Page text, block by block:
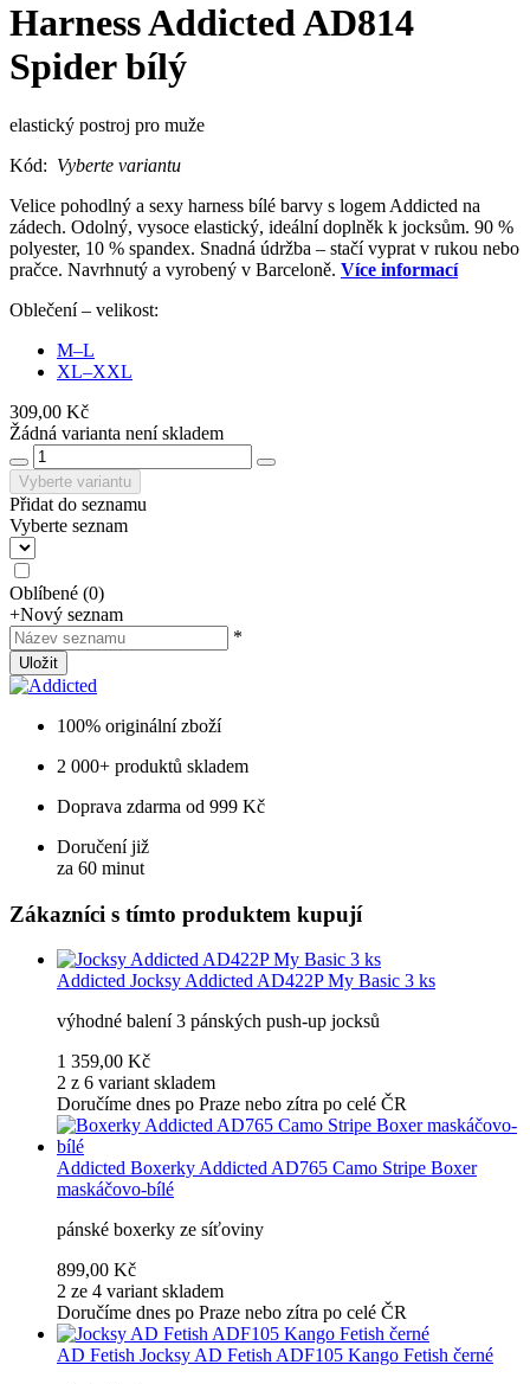
Harness Addicted AD814
Spider bílý
elastický postroj pro muže
Kód: Vyberte variantu
Velice pohodlný a sexy harness bílé barvy s logem Addicted na
zádech. Odolný, vysoce elastický, ideální doplněk k jocksům. 90 %
polyester, 10 % spandex. Snadná údržba – stačí vyprat v rukou nebo
pračce. Navrhnutý a vyrobený v Barceloně. Více informací
Oblečení – velikost:
M–L
XL–XXL
309,00 Kč
Žádná varianta není skladem
Vyberte variantu
Přidat do seznamu
Vyberte seznam
Oblíbené (0)
+Nový seznam
*
Uložit
100% originální zboží
2 000+ produktů skladem
Doprava zdarma od 999 Kč
Doručení již
za 60 minut
Zákazníci s tímto produktem kupují
Addicted Jocksy Addicted AD422P My Basic 3 ks
výhodné balení 3 pánských push-up jocksů
1 359,00 Kč
2 z 6 variant skladem
Doručíme dnes po Praze nebo zítra po celé ČR
Addicted Boxerky Addicted AD765 Camo Stripe Boxer
maskáčovo-bílé
pánské boxerky ze síťoviny
899,00 Kč
2 ze 4 variant skladem
Doručíme dnes po Praze nebo zítra po celé ČR
AD Fetish Jocksy AD Fetish ADF105 Kango Fetish černé